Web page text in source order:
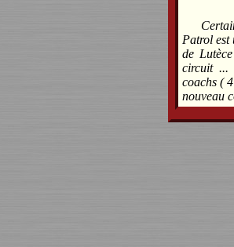
Patrol est
de
circuit ...
coachs (
nouveau